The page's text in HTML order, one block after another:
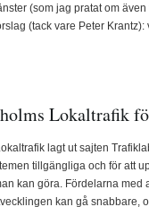
(som jag pratat om
(tack vare Peter
Lokaltrafik
lagt ut sajten
tillgängliga och för att
kan göra. Fördelarna med
kan gå snabbare,